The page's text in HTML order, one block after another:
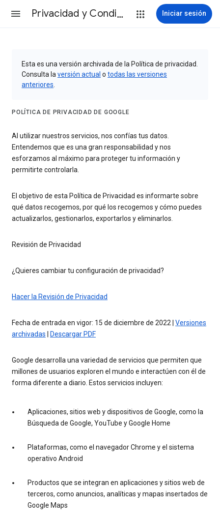
Privacidad y Condiciones Iniciar sesión
Esta es una versión archivada de la Política de privacidad.
Consulta la versión actual o todas las versiones
anteriores
POLÍTICA DE PRIVACIDAD DE GOOGLE
Al utilizar nuestros servicios, nos confías tus datos.
Entendemos que es una gran responsabilidad y nos
esforzamos al máximo para proteger tu información y
permitirte controlarla.
El objetivo de esta Política de Privacidad es informarte sobre
qué datos recogemos, por qué los recogemos y cómo puedes
actualizarlos, gestionarlos, exportarlos y eliminarlos.
Revisión de Privacidad
¿Quieres cambiar tu configuración de privacidad?
Hacer la Revisión de Privacidad
Fecha de entrada en vigor: 15 de diciembre de 2022 | Versiones
archivadas
Descargar PDF
Google desarrolla una variedad de servicios que permiten que
millones de usuarios exploren el mundo e interactúen con él de
forma diferente a diario. Estos servicios incluyen:
Aplicaciones, sitios web y dispositivos de Google, como la
Búsqueda de Google, YouTube y Google Home
Plataformas, como el navegador Chrome y el sistema
operativo Android
Productos que se integran en aplicaciones y sitios web de
terceros, como anuncios, analíticas y mapas insertados de
Google Maps